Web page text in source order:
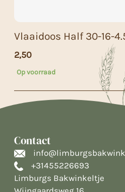
Vlaaidoos Half 30-16-
2,50
Op voorraad
Contact
+31455226693
Limburgs Bakwinkeltje